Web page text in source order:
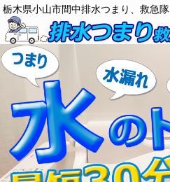
栃木県小山市間中排水つまり、救急隊